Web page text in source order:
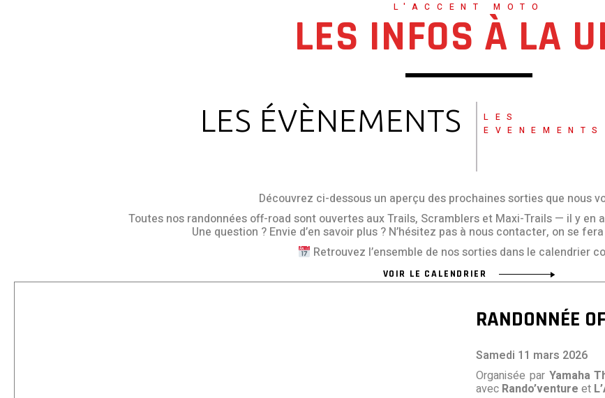
L'ACCENT MOTO
LES INFOS À LA
LES ÉVÈNEMENTS
LES
EVENEMENTS
Découvrez ci-dessous un aperçu des prochaines sorties que nous
Toutes nos randonnées off-road sont ouvertes aux Trails, Scramblers et Maxi-Trails — il y en
Une question ? Envie d’en savoir plus ? N’hésitez pas à nous contacter, on se
Retrouvez l’ensemble de nos sorties dans le calendrier
VOIR LE CALENDRIER
RANDONNÉE
Samedi 11 mars 2026
Organisée par Yamaha
avec Rando’venture et